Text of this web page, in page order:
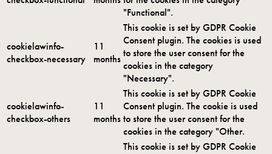
"Functional".
cookielawinfo-
checkbox-necessary
11
months
This cookie is set by GDPR Cookie
Consent plugin. The cookies is used
to store the user consent for the
cookies in the category
"Necessary".
cookielawinfo-
checkbox-others
11
months
This cookie is set by GDPR Cookie
Consent plugin. The cookie is used
to store the user consent for the
cookies in the category "Other.
This cookie is set by GDPR Cookie